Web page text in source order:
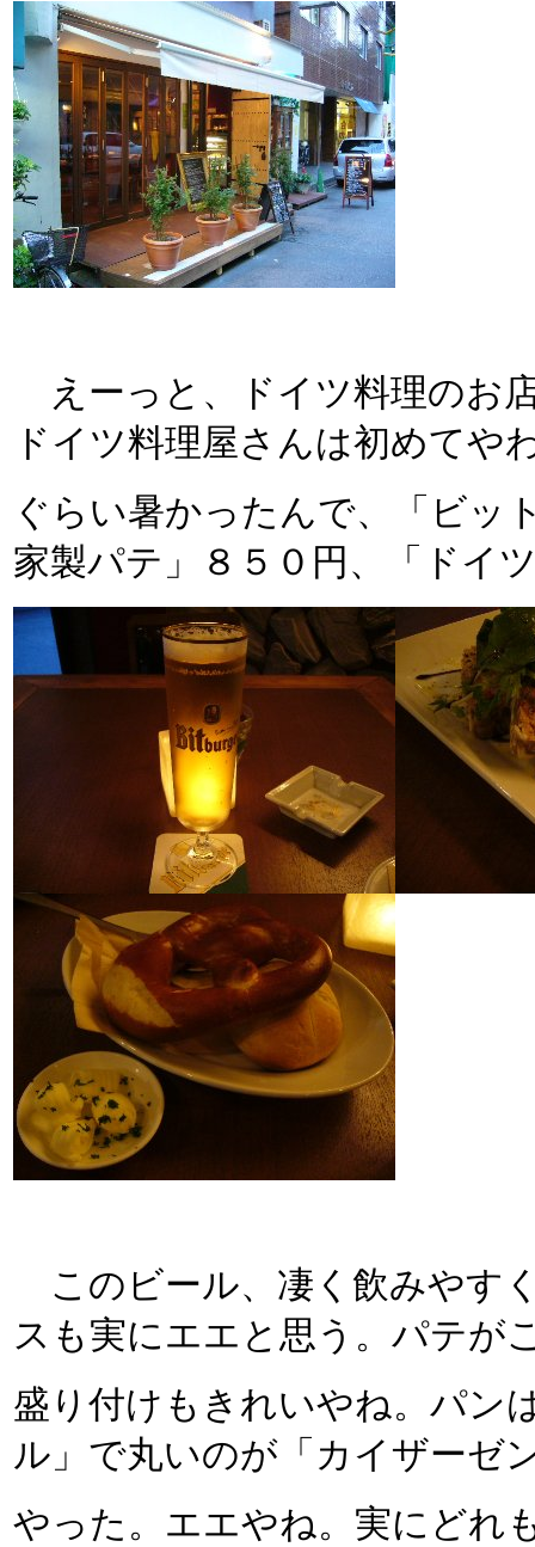
えーっと、ドイツ料理のお
ドイツ料理屋さんは初めてや
ぐらい暑かったんで、「ビ
家製パテ」８５０円、「ドイ
このビール、凄く飲みやす
スも実にエエと思う。パテが
盛り付けもきれいやね。パン
ル」で丸いのが「カイザーゼ
やった。エエやね。実にどれ